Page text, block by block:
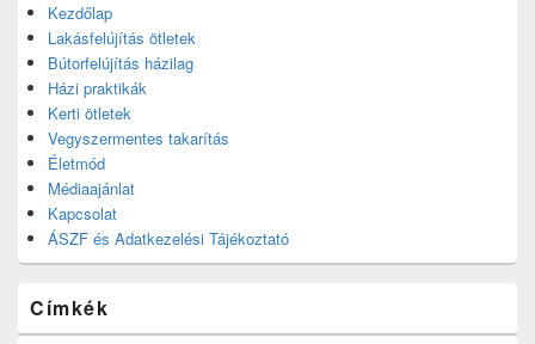
Kezdőlap
Lakásfelújítás ötletek
Bútorfelújítás házilag
Házi praktikák
Kerti ötletek
Vegyszermentes takarítás
Életmód
Médiaajánlat
Kapcsolat
ÁSZF és Adatkezelési Tájékoztató
Címkék